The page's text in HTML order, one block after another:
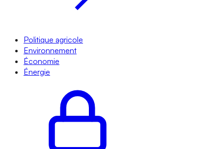
Politique agricole
Environnement
Économie
Énergie